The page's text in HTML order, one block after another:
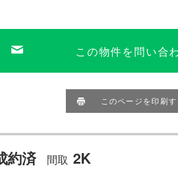
この物件を問い合
このページを印刷
約済 間取 2K